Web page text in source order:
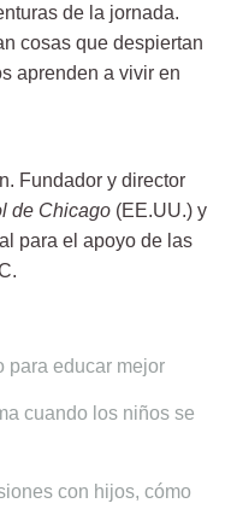
de la jornada.
cosas que despiertan
aprenden a vivir en
. Fundador y director
de Chicago (EE.UU.) y
para el apoyo de las
para educar mejor
cuando los niños se
con hijos, cómo